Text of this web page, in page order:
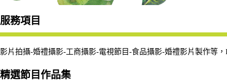
服務項目
影片拍攝-婚禮攝影-工商攝影-電視節目-食品攝影-婚禮影片製作等
精選節目作品集